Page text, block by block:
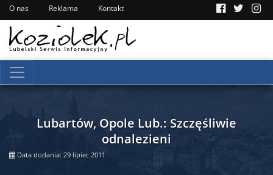
O nas Reklama Kontakt
Lubartów, Opole Lub.: Szczęśliwie
odnalezieni
Data dodania: 29 lipiec 2011